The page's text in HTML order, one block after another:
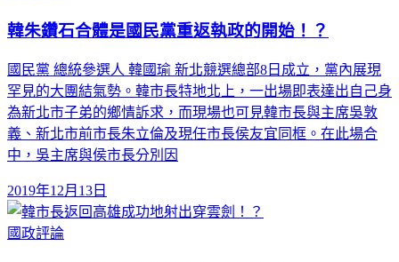
韓朱鑽石合體是國民黨重返執政的開始！？
國民黨 總統參選人 韓國瑜 新北競選總部8日成立，黨內展現
罕見的大團結氣勢。韓市長特地北上，一出場即表達出自己身
為新北市子弟的鄉情訴求，而現場也可見韓市長與主席吳敦
義、新北市前市長朱立倫及現任市長侯友宜同框。在此場合
中，吳主席與侯市長分別因
2019年12月13日
國政評論